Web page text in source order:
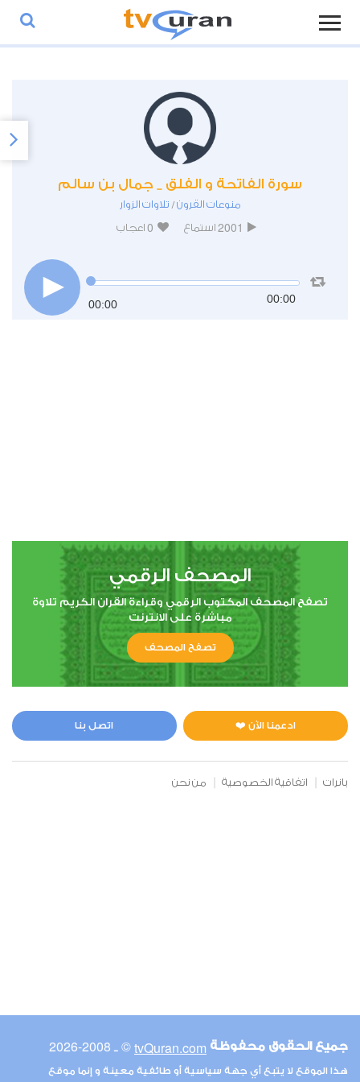
سورة الفاتحة و الفلق _ جمال بن سالم
منوعات القرون/ تلاوات الزوار
2001 استماع 0 اعجاب
00:00 00:00
المصحف الرقمي
تصفح المصحف المكتوب الرقمي وقراءة القران الكريم تلاوة
مباشرة على الانترنت
تصفح المصحف
ادعمنا الآن ❤️ اتصل بنا
بانرات اتفاقية الخصوصية من نحن
جميع الحقوق محفوظة tvQuran.com© ـ 2008-2026
هذا الموقع لا يتبع أي جهة سياسية أو طائفية معينة و إنما موقع